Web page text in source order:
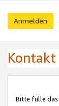
Anmelden
Kontakt
Bitte fülle das